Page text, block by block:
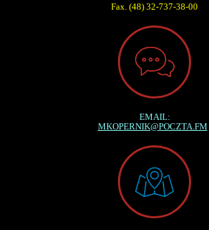
Fax. (48) 32-737-38-00
EMAIL:
MKOPERNIK@POCZTA.FM